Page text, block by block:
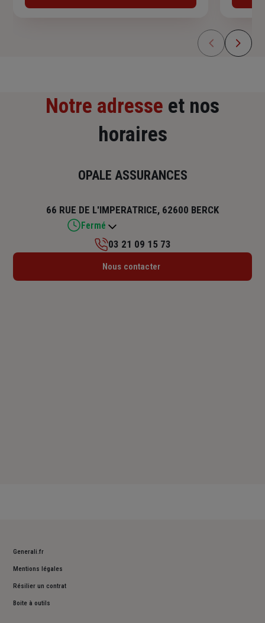
Notre adresse et nos
horaires
OPALE ASSURANCES
66 RUE DE L'IMPERATRICE, 62600 BERCK
Fermé
Lundi : 09h – 12h / 14h – 18h
03 21 09 15 73
Nous contacter
Generali.fr
Mentions légales
Résilier un contrat
Boite à outils